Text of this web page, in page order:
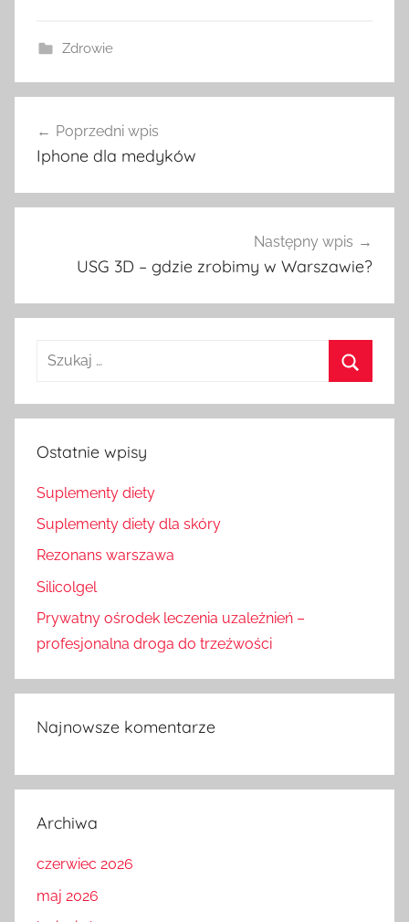
Zdrowie
wpisu
Poprzedni wpis
Iphone dla medyków
Następny wpis
USG 3D – gdzie zrobimy w Warszawie?
Szukaj
Ostatnie wpisy
Suplementy diety
Suplementy diety dla skóry
Rezonans warszawa
Silicolgel
Prywatny ośrodek leczenia uzależnień –
profesjonalna droga do trzeźwości
Najnowsze komentarze
Archiwa
czerwiec 2026
maj 2026